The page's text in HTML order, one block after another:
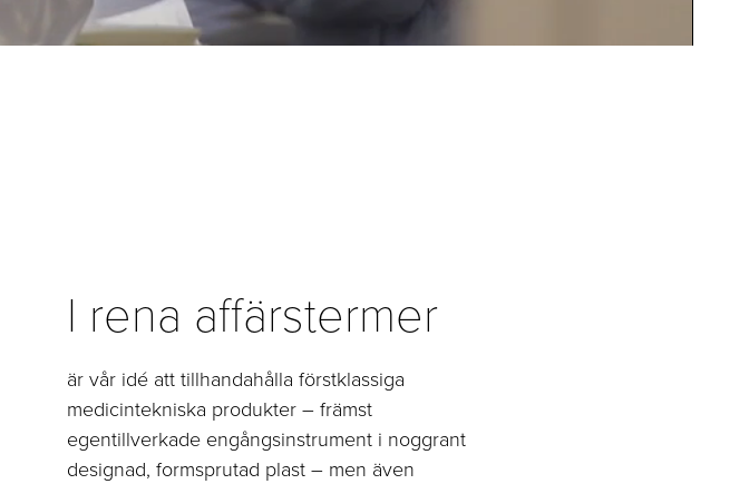
I rena affärstermer
är vår idé att tillhandahålla förstklassiga
medicintekniska produkter – främst
egentillverkade engångsinstrument i noggrant
designad, formsprutad plast – men även